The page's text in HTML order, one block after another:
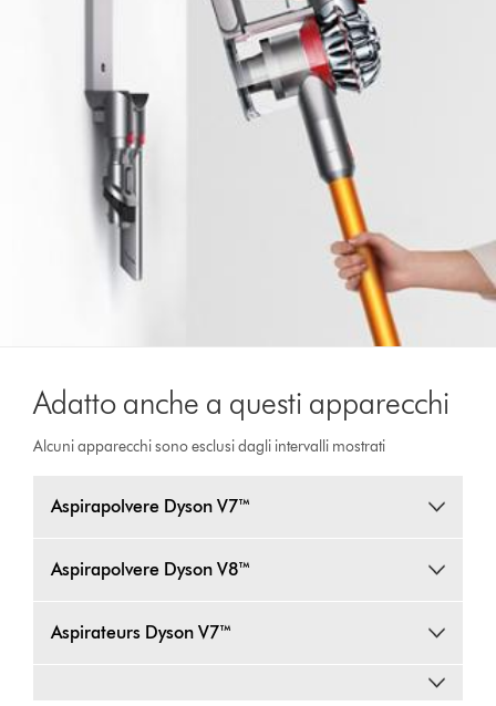
Adatto anche a questi apparecchi
Alcuni apparecchi sono esclusi dagli intervalli mostrati
Aspirapolvere Dyson V7™
Aspirapolvere Dyson V8™
Aspirateurs Dyson V7™